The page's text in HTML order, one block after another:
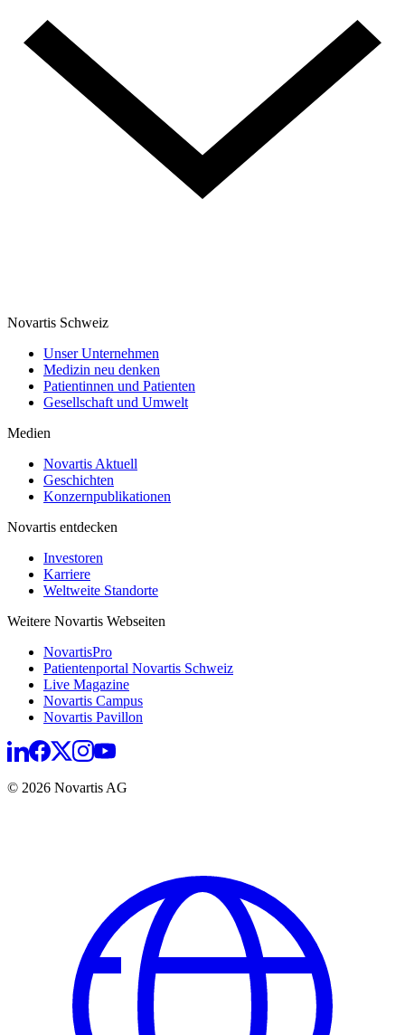
Novartis Schweiz
Unser Unternehmen
Medizin neu denken
Patientinnen und Patienten
Gesellschaft und Umwelt
Medien
Novartis Aktuell
Geschichten
Konzernpublikationen
Novartis entdecken
Investoren
Karriere
Weltweite Standorte
Weitere Novartis Webseiten
NovartisPro
Patientenportal Novartis Schweiz
Live Magazine
Novartis Campus
Novartis Pavillon
© 2026 Novartis AG